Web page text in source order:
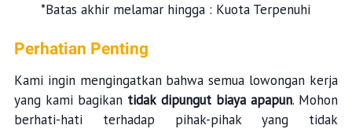
*Batas akhir melamar hingga : Kuota Terpenuhi
Perhatian Penting
Kami ingin mengingatkan bahwa semua lowongan kerja
yang kami bagikan tidak dipungut biaya apapun. Mohon
berhati-hati terhadap pihak-pihak yang tidak